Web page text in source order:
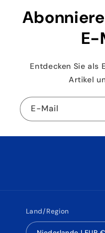
E-
Entdecken Sie als
Artikel
E-Mail
Land/Region